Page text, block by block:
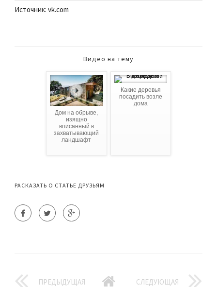
Источник: vk.com
Видео на тему
Дом на обрыве,
изящно
вписанный в
захватывающий
ландшафт
Какие деревья
посадить возле
дома
РАСКАЗАТЬ О СТАТЬЕ ДРУЗЬЯМ
ПРЕДЫДУЩАЯ
СЛЕДУЮЩАЯ